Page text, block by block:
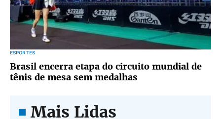
ESPORTES
Brasil encerra etapa do circuito mundial de
tênis de mesa sem medalhas
Mais Lidas